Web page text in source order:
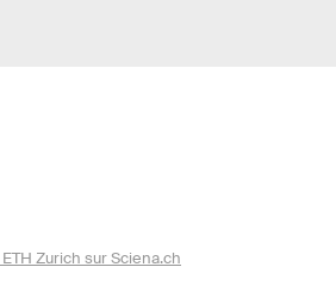
Zurich sur Sciena.ch